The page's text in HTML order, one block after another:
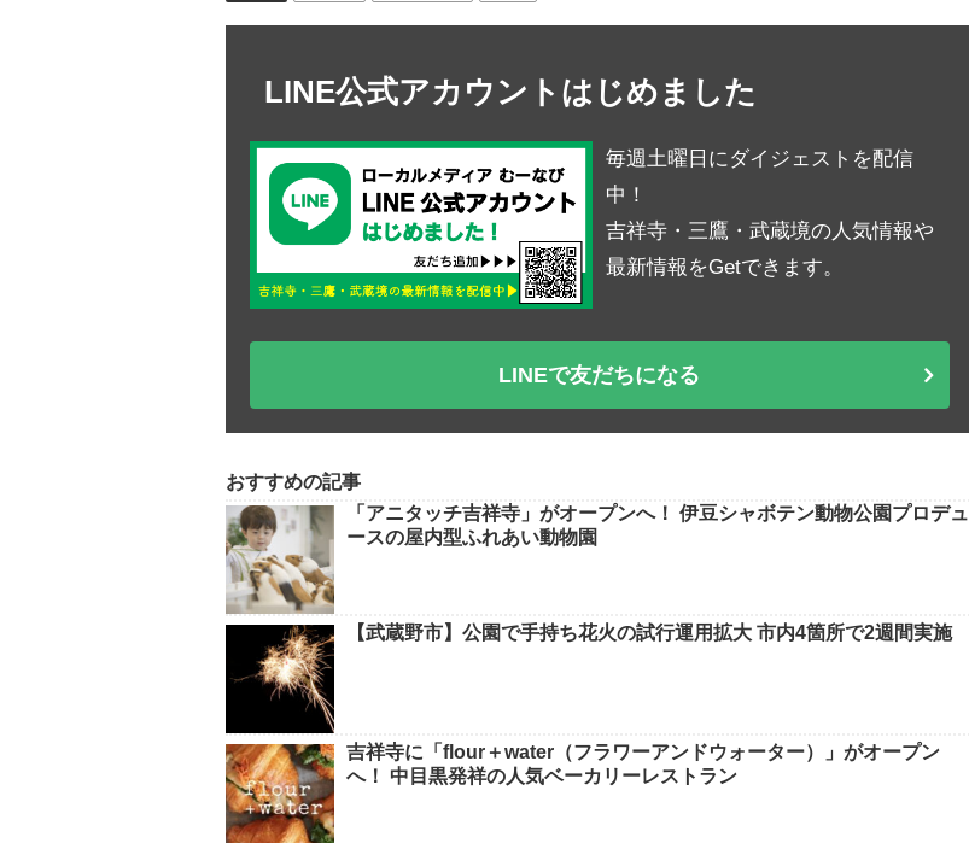
LINE公式アカウントはじめました
毎週土曜日にダイジェストを配信
中！
吉祥寺・三鷹・武蔵境の人気情報や
最新情報をGetできます。
LINEで友だちになる
おすすめの記事
「アニタッチ吉祥寺」がオープンへ！ 伊豆シャボテン動物公園プロデュ
ースの屋内型ふれあい動物園
【武蔵野市】公園で手持ち花火の試行運用拡大 市内4箇所で2週間実施
吉祥寺に「flour＋water（フラワーアンドウォーター）」がオープン
へ！ 中目黒発祥の人気ベーカリーレストラン